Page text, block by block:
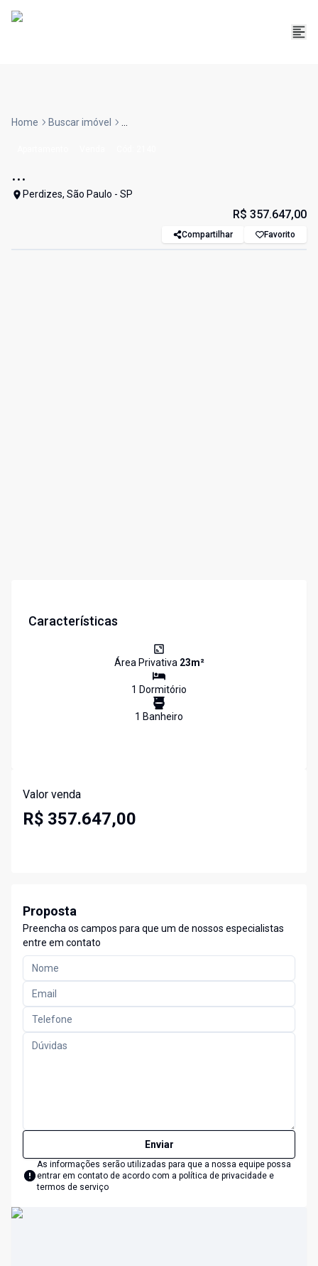
Home Buscar imóvel ...
...
Perdizes, São Paulo - SP
R$ 357.647,00
Compartilhar Favorito
Características
Área Privativa 23m²
1 Dormitório
1 Banheiro
Valor venda
R$ 357.647,00
Proposta
Preencha os campos para que um de nossos especialistas
entre em contato
Enviar
As informações serão utilizadas para que a nossa equipe possa
entrar em contato de acordo com a política de privacidade e
termos de serviço